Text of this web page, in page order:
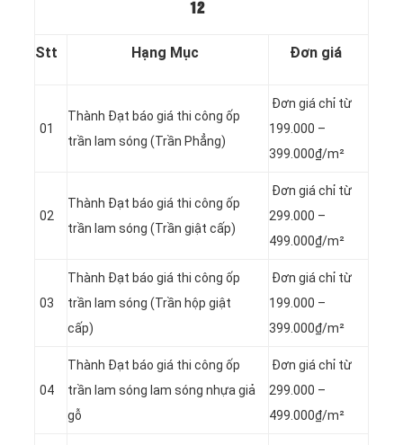
12
Stt Hạng Mục Đơn giá
01
Thành Đạt báo giá thi công ốp
trần lam sóng (Trần Phẳng)
Đơn giá chỉ từ
199.000 –
399.000₫/m²
02
Thành Đạt báo giá thi công ốp
trần lam sóng (Trần giật cấp)
Đơn giá chỉ từ
299.000 –
499.000₫/m²
03
Thành Đạt báo giá thi công ốp
trần lam sóng (Trần hộp giật
cấp)
Đơn giá chỉ từ
199.000 –
399.000₫/m²
04
Thành Đạt báo giá thi công ốp
trần lam sóng lam sóng nhựa giả
gỗ
Đơn giá chỉ từ
299.000 –
499.000₫/m²